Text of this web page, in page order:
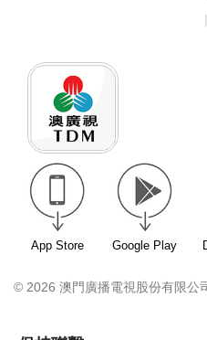
App Store Google Play
© 2026 澳門廣播電視股份有限公